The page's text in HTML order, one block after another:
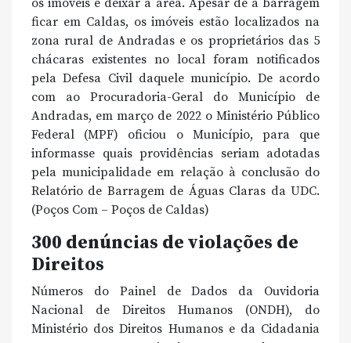
ficar em Caldas, os imóveis estão localizados na
zona rural de Andradas e os proprietários das 5
chácaras existentes no local foram notificados
pela Defesa Civil daquele município. De acordo
com ao Procuradoria-Geral do Município de
Andradas, em março de 2022 o Ministério Público
Federal (MPF) oficiou o Município, para que
informasse quais providências seriam adotadas
pela municipalidade em relação à conclusão do
Relatório de Barragem de Águas Claras da UDC.
(Poços Com – Poços de Caldas)
300 denúncias de violações de
Direitos
Números do Painel de Dados da Ouvidoria
Nacional de Direitos Humanos (ONDH), do
Ministério dos Direitos Humanos e da Cidadania